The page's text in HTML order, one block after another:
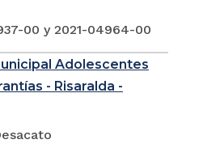
00 y 2021-04964-00
Adolescentes
- Risaralda -